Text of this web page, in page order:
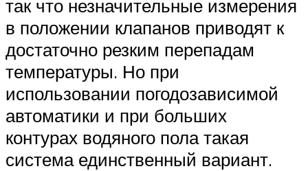
так что незначительные измерения
в положении клапанов приводят к
достаточно резким перепадам
температуры. Но при
использовании погодозависимой
автоматики и при больших
контурах водяного пола такая
система единственный вариант.